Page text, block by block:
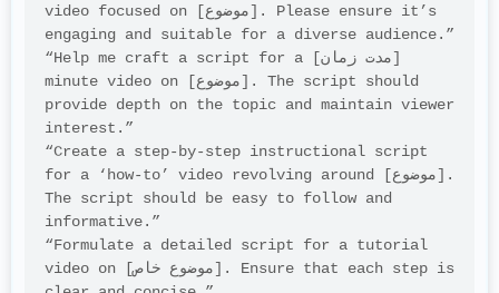
video focused on [موضوع]. Please ensure it’s
engaging and suitable for a diverse audience.”
“Help me craft a script for a [مدت زمان]
minute video on [موضوع]. The script should
provide depth on the topic and maintain viewer
interest.”
“Create a step-by-step instructional script
for a ‘how-to’ video revolving around [موضوع].
The script should be easy to follow and
informative.”
“Formulate a detailed script for a tutorial
video on [موضوع خاص]. Ensure that each step is